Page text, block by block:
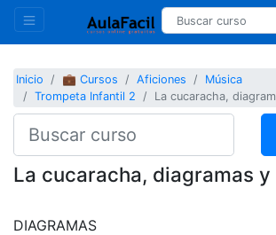
Inicio 💼 Cursos Aficiones
Música
Trompeta Infantil 2
La cucaracha,
La cucaracha, diagramas
DIAGRAMAS